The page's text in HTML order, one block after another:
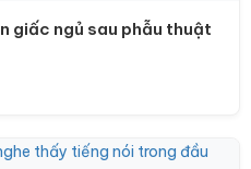
giấc ngủ sau phẫu thuật